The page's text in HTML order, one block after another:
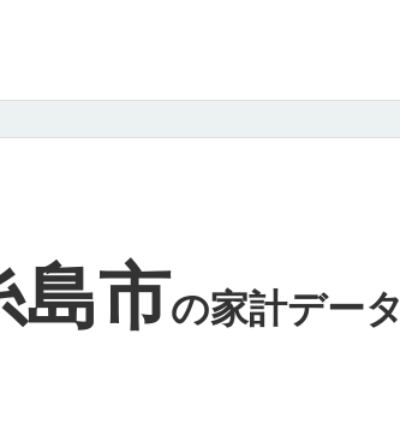
島市の家計データ